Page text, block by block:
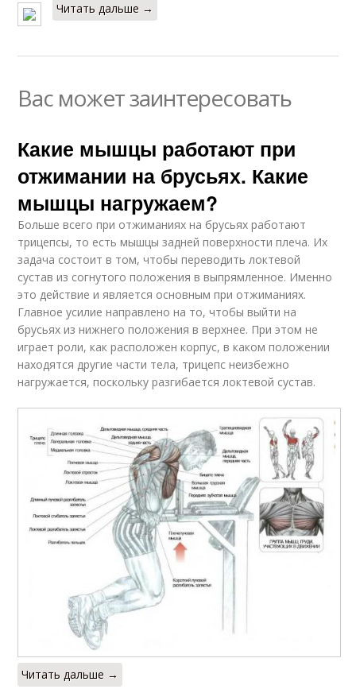
Читать дальше →
Вас может заинтересовать
Какие мышцы работают при
отжимании на брусьях. Какие
мышцы нагружаем?
Больше всего при отжиманиях на брусьях работают
трицепсы, то есть мышцы задней поверхности плеча. Их
задача состоит в том, чтобы переводить локтевой
сустав из согнутого положения в выпрямленное. Именно
это действие и является основным при отжиманиях.
Главное усилие направлено на то, чтобы выйти на
брусьях из нижнего положения в верхнее. При этом не
играет роли, как расположен корпус, в каком положении
находятся другие части тела, трицепс неизбежно
нагружается, поскольку разгибается локтевой сустав.
Читать дальше →